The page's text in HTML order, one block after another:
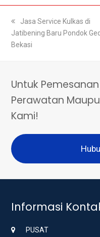
previous
post:
Jasa Service Kulkas di
Jatibening Baru Pondok
Bekasi
Untuk
Perawatan
Kami!
Informasi
PUSAT